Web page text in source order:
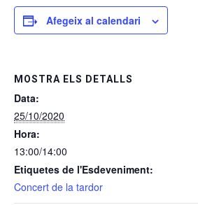
Afegeix al calendari
MOSTRA ELS DETALLS
Data:
25/10/2020
Hora:
13:00/14:00
Etiquetes de l'Esdeveniment:
Concert de la tardor